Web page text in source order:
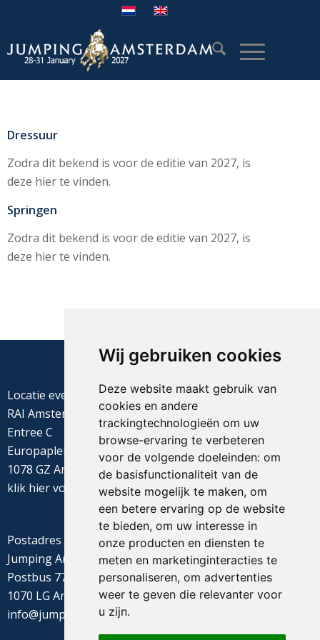
Wij gebruiken cookies
Deze website maakt gebruik van
cookies en andere
trackingtechnologieën om uw
browse-ervaring te verbeteren
voor de volgende doeleinden: om
de basisfunctionaliteit van de
website mogelijk te maken, om
een betere ervaring op de website
te bieden, om uw interesse in
onze producten en diensten te
meten en marketinginteracties te
personaliseren, om advertenties
weer te geven die relevanter voor
u zijn.
Dressuur
Zodra dit bekend is voor de editie van 2027, is
deze hier te vinden.
Springen
Zodra dit bekend is voor de editie van 2027, is
deze hier te vinden.
Locatie evenement
RAI Amsterdam
Entree C
Europaplein 22
1078 GZ Amsterdam
klik hiervoor de routebeschrijving
Postadres
Jumping Amsterdam
Postbus 77655
1070 LG Amsterdam
info@jumpingamsterdam.nl